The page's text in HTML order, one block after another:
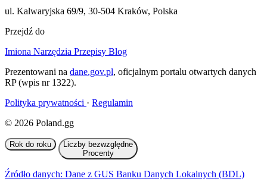
ul. Kalwaryjska 69/9, 30-504 Kraków, Polska
Przejdź do
Imiona Narzędzia Przepisy Blog
Prezentowani na dane.gov.pl, oficjalnym portalu otwartych danych
RP (wpis nr 1322).
Polityka prywatności · Regulamin
© 2026 Poland.gg
Rok do roku
Liczby bezwzględne
Procenty
Źródło danych: Dane z GUS Banku Danych Lokalnych (BDL)